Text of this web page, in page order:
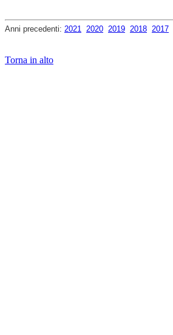
Anni precedenti: 2021 2020 2019 2018 2017
Torna in alto